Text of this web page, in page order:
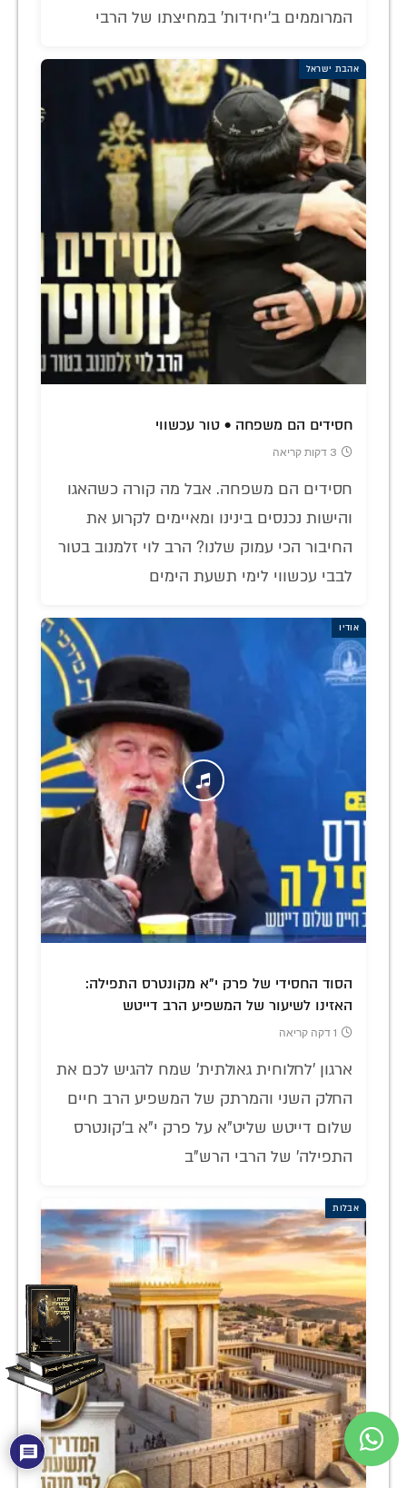
המרוממים ב'יחידות' במחיצתו של הרבי
אהבת ישראל
חסידים הם משפחה • טור עכשווי
3 דקות קריאה
חסידים הם משפחה. אבל מה קורה כשהאגו
והישות נכנסים בינינו ומאיימים לקרוע את
החיבור הכי עמוק שלנו? הרב לוי זלמנוב בטור
לבבי עכשווי לימי תשעת הימים
אודיו
הסוד החסידי של פרק י"א מקונטרס התפילה:
האזינו לשיעור של המשפיע הרב דייטש
1 דקה קריאה
ארגון 'לחלוחית גאולתית' שמח להגיש לכם את
החלק השני והמרתק של המשפיע הרב חיים
שלום דייטש שליט"א על פרק י"א ב'קונטרס
התפילה' של הרבי הרש"ב
אבלות